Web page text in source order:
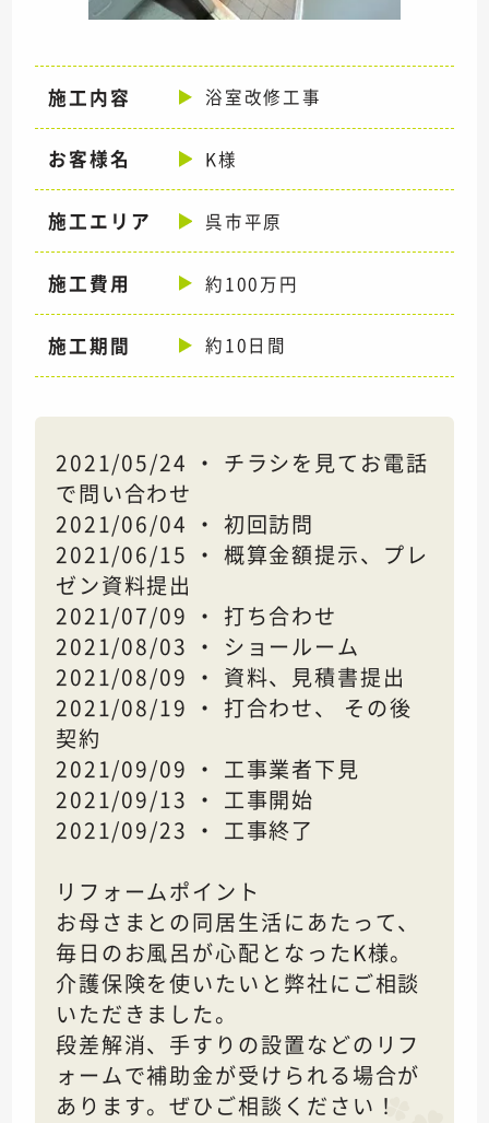
施工内容 浴室改修工事
お客様名 K様
施工エリア 呉市平原
施工費用 約100万円
施工期間 約10日間
2021/05/24 ・ チラシを見てお電話
で問い合わせ
2021/06/04 ・ 初回訪問
2021/06/15 ・ 概算金額提示、プレ
ゼン資料提出
2021/07/09 ・ 打ち合わせ
2021/08/03 ・ ショールーム
2021/08/09 ・ 資料、見積書提出
2021/08/19 ・ 打合わせ、 その後
契約
2021/09/09 ・ 工事業者下見
2021/09/13 ・ 工事開始
2021/09/23 ・ 工事終了
リフォームポイント
お母さまとの同居生活にあたって、
毎日のお風呂が心配となったK様。
介護保険を使いたいと弊社にご相談
いただきました。
段差解消、手すりの設置などのリフ
ォームで補助金が受けられる場合が
あります。ぜひご相談ください！